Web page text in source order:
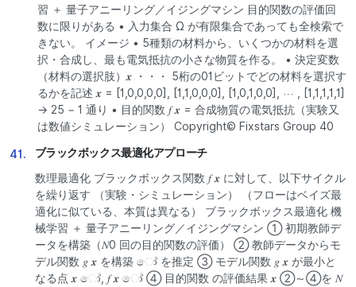
習 ＋ 量子アニーリング／イジングマシン 目的関数の評価回
数に限りがある • 入力集合 Ω が有限集合であっても全検索で
きない。 イメージ • 5種類の材料から、いくつかの材料を選
択・合成し、最も電気抵抗の小さな物質を作る。 • 決定変数
（材料の選択肢）𝒙 ・・・ 5桁の01ビットでどの材料を選択す
るかを記述 𝒙 = [1,0,0,0,0], [1,1,0,0,0], [1,0,1,0,0], ⋯ , [1,1,1,1,1]
→ 25 − 1 通り • 目的関数 𝑓 𝒙 = 合成物質の電気抵抗（実験又
は数値シミュレーション） Copyright© Fixstars Group 40
41.
ブラックボックス最適化アプローチ
数理最適化 ブラックボックス関数 𝑓 𝒙 に対して、以下サイクル
を繰り返す （実験・シミュレーション） （フローはベイズ最
適化に似ている、本質は異なる） ブラックボックス最適化 機
械学習 ＋ 量子アニーリング／イジングマシン ① 初期教師デ
ータを構築（𝑁0 回の目的関数の評価） ② 教師データからモ
デル関数 𝑔 𝒙 を構築 ෝ を推定 ③ モデル関数 𝑔 𝒙 が最小と
なる点 𝒙 ෝ, 𝑓 𝒙 ෝ ④ 目的関数 の評価結果 𝒙 ②～④を 𝑁